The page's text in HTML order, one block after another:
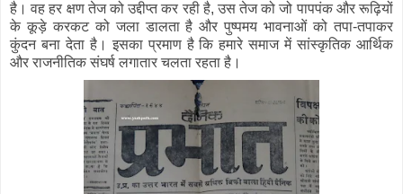
है। वह हर क्षण तेज को उद्दीप्त कर रही है, उस तेज को जो पापपंक और रूढ़ियों
के कूड़े करकट को जला डालता है और पुष्पमय भावनाओं को तपा-तपाकर
कुंदन बना देता है। इसका प्रमाण है कि हमारे समाज में सांस्कृतिक आर्थिक
और राजनीतिक संघर्ष लगातार चलता रहता है।